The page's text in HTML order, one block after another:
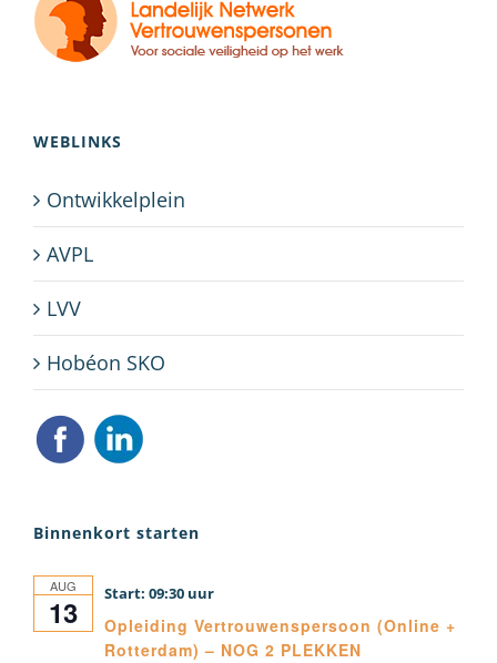
WEBLINKS
Ontwikkelplein
AVPL
LVV
Hobéon SKO
Binnenkort starten
AUG
13 09:30
Opleiding Vertrouwenspersoon (Online +
Rotterdam) – NOG 2 PLEKKEN